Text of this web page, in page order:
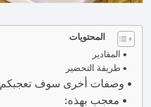
المحتويات
المقادير
طريقة التحضير
وصفات أخرى سوف تعجبكم
معجب بهذه: